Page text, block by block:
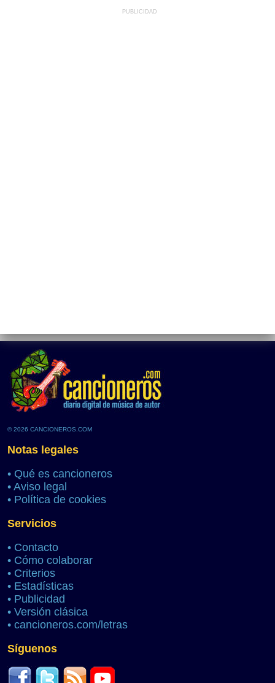
PUBLICIDAD
© 2026 CANCIONEROS.COM
Notas legales
• Qué es cancioneros
• Aviso legal
• Política de cookies
Servicios
• Contacto
• Cómo colaborar
• Criterios
• Estadísticas
• Publicidad
• Versión clásica
• cancioneros.com/letras
Síguenos